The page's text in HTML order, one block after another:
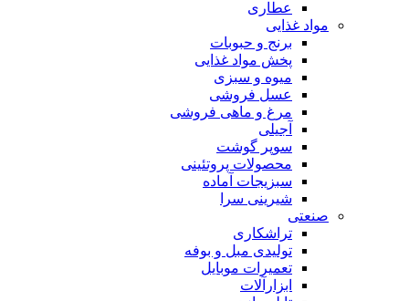
عطاری
مواد غذایی
برنج و حبوبات
پخش مواد غذایی
میوه و سبزی
عسل فروشی
مرغ و ماهی فروشی
آجیلی
سوپر گوشت
محصولات پروتئینی
سبزیجات آماده
شیرینی سرا
صنعتی
تراشکاری
تولیدی مبل و بوفه
تعمیرات موبایل
ابزارآلات